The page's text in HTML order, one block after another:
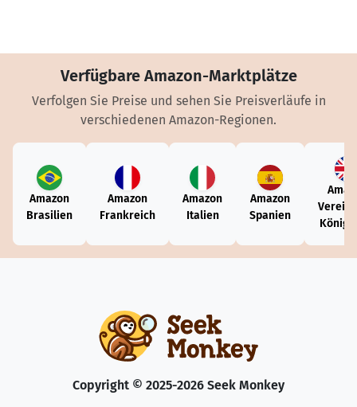
Verfügbare Amazon-Marktplätze
Verfolgen Sie Preise und sehen Sie Preisverläufe in
verschiedenen Amazon-Regionen.
Amazon
Brasilien
Amazon
Frankreich
Amazon
Italien
Amazon
Spanien
Copyright © 2025-2026 Seek Monkey